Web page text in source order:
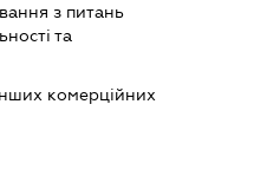
з питань
та
комерційних